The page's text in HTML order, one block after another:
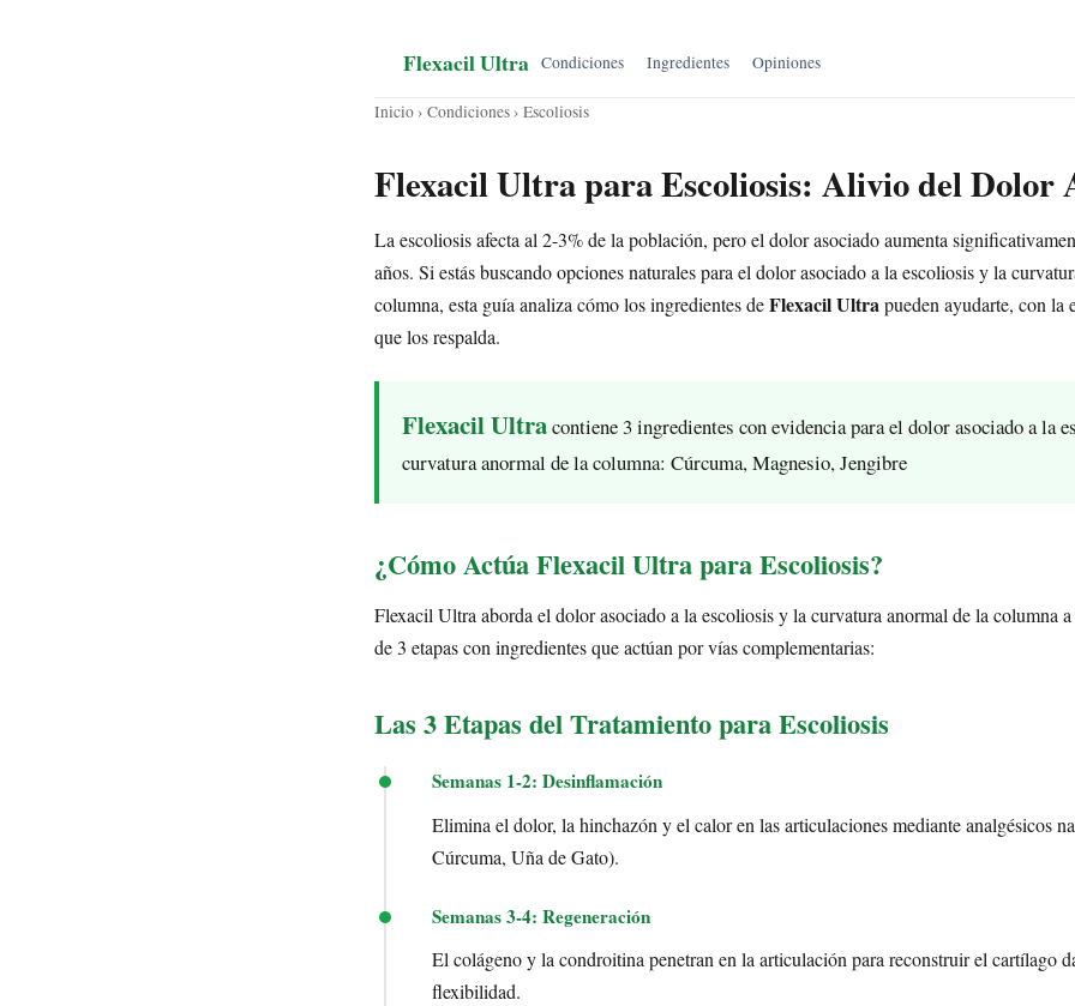
Flexacil Ultra Condiciones Ingredientes Opiniones
Inicio› Condiciones› Escoliosis
Flexacil Ultra para Escoliosis: Alivio del Dolor
La escoliosis afecta al 2-3% de la población, pero el dolor asociado aumenta
años. Si estás buscando opciones naturales para el dolor asociado a la escoliosis y la
columna, esta guía analiza cómo los ingredientes deFlexacil Ultrapueden ayudarte, con la
que los respalda.
Flexacil Ultracontiene 3 ingredientes con evidencia para el dolor asociado a la
curvatura anormal de la columna: Cúrcuma, Magnesio, Jengibre
¿Cómo Actúa Flexacil Ultra para Escoliosis?
Flexacil Ultra aborda el dolor asociado a la escoliosis y la curvatura anormal de la columna
de 3 etapas con ingredientes que actúan por vías complementarias:
Las 3 Etapas del Tratamiento para Escoliosis
Semanas 1-2: Desinflamación
Elimina el dolor, la hinchazón y el calor en las articulaciones mediante analgésicos
Cúrcuma, Uña de Gato).
Semanas 3-4: Regeneración
El colágeno y la condroitina penetran en la articulación para reconstruir el cartílago
flexibilidad.